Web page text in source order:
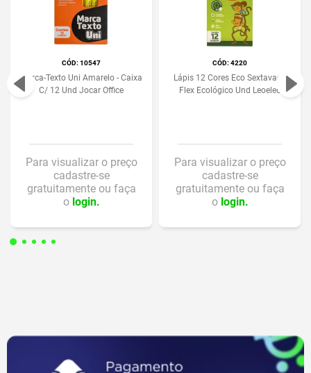
:10547
Marca-Texto Uni Amarelo - Caixa
C/ 12 Und Jocar Office
Para visualizar o preço
cadastre-se
gratuitamente ou faça
o login.
:4220
Lápis 12 Cores Eco Sextavado
Flex Ecológico Und Leoeleo
Para visualizar o preço
cadastre-se
gratuitamente ou faça
o login.